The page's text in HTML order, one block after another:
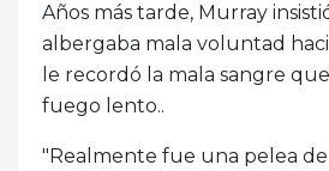
Años más tarde, Murray
albergaba mala voluntad
le recordó la mala sangre
fuego lento..
"Realmente fue una pelea